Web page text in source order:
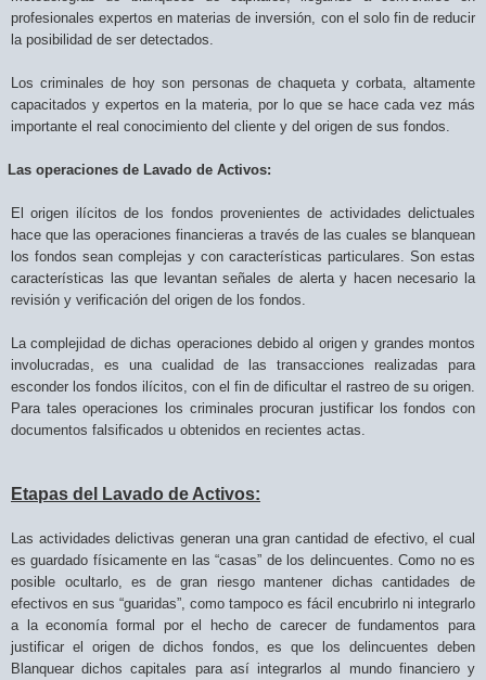
profesionales expertos en materias de inversión, con el solo fin de reducir
la posibilidad de ser detectados.
Los criminales de hoy son personas de chaqueta y corbata, altamente
capacitados y expertos en la materia, por lo que se hace cada vez más
importante el real conocimiento del cliente y del origen de sus fondos.
Las operaciones de Lavado de Activos:
El origen ilícitos de los fondos provenientes de actividades delictuales
hace que las operaciones financieras a través de las cuales se blanquean
los fondos sean complejas y con características particulares. Son estas
características las que levantan señales de alerta y hacen necesario la
revisión y verificación del origen de los fondos.
La complejidad de dichas operaciones debido al origen y grandes montos
involucradas, es una cualidad de las transacciones realizadas para
esconder los fondos ilícitos, con el fin de dificultar el rastreo de su origen.
Para tales operaciones los criminales procuran justificar los fondos con
documentos falsificados u obtenidos en recientes actas.
Etapas del Lavado de Activos:
Las actividades delictivas generan una gran cantidad de efectivo, el cual
es guardado físicamente en las “casas” de los delincuentes. Como no es
posible ocultarlo, es de gran riesgo mantener dichas cantidades de
efectivos en sus “guaridas”, como tampoco es fácil encubrirlo ni integrarlo
a la economía formal por el hecho de carecer de fundamentos para
justificar el origen de dichos fondos, es que los delincuentes deben
Blanquear dichos capitales para así integrarlos al mundo financiero y